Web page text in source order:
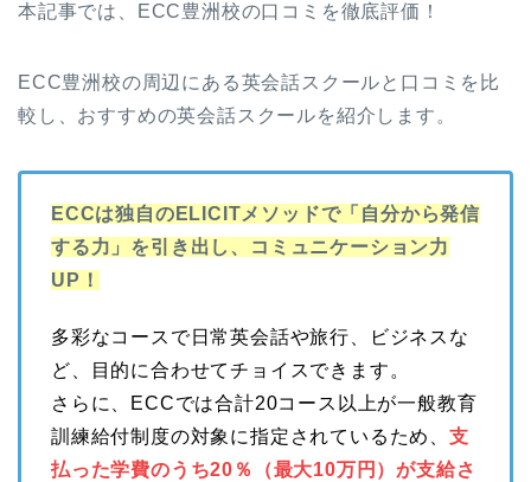
本記事では、ECC豊洲校の口コミを徹底評価！
ECC豊洲校の周辺にある英会話スクールと口コミを比
較し、おすすめの英会話スクールを紹介します。
ECCは独自のELICITメソッドで「自分から発信
する力」を引き出し、コミュニケーション力
UP！
多彩なコースで日常英会話や旅行、ビジネスな
ど、目的に合わせてチョイスできます。
さらに、ECCでは合計20コース以上が一般教育
訓練給付制度の対象に指定されているため、 支
払った学費のうち20％（最大10万円）が支給さ